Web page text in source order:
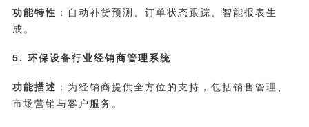
功能特性 ：自动补货预测、订单状态跟踪、智能报表生
成。
5. 环保设备行业经销商管理系统
功能描述 ：为经销商提供全方位的支持，包括销售管理、
市场营销与客户服务。